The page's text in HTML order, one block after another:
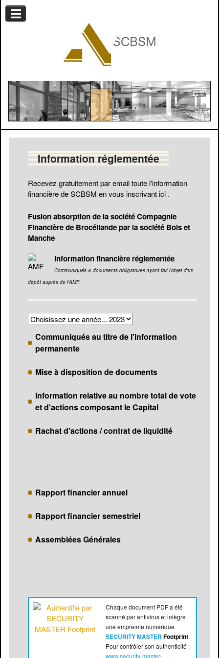
Information réglementée
Recevez gratuitement par email toute l'information
financière de SCBSM en vous inscrivant ici .
Fusion absorption de la société Compagnie
Financière de Brocéliande par la société Bois et
Manche
Information financière réglementée
Communiqués & documents obligatoires ayant fait l'objet d'un
dépôt auprès de l'AMF.
Communiqués au titre de l'information
permanente
Mise à disposition de documents
Information relative au nombre total de vote
et d'actions composant le Capital
Rachat d'actions / contrat de liquidité
Rapport financier annuel
Rapport financier semestriel
Assemblées Générales
Chaque document PDF a été
scanné par antivirus et intègre
une empreinte numérique
SECURITY MASTER Footprint.
Pour contrôler son authenticité :
www.security-master-